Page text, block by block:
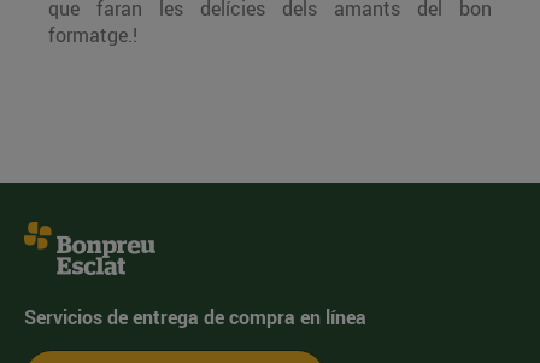
que faran les delícies dels amants del bon
formatge.!
Servicios de entrega de compra en línea